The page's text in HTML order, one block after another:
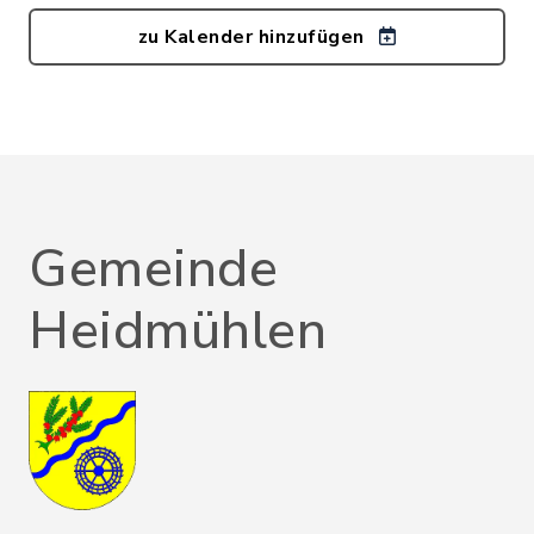
zu Kalender hinzufügen
Gemeinde
Heidmühlen